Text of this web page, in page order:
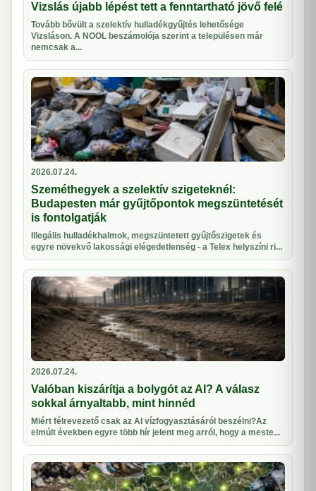
Vizslás újabb lépést tett a fenntartható jövő felé
Tovább bővült a szelektív hulladékgyűjtés lehetősége
Vizsláson. A NOOL beszámolója szerint a településen már
nemcsak a...
2026.07.24.
Szeméthegyek a szelektív szigeteknél:
Budapesten már gyűjtőpontok megszüntetését
is fontolgatják
Illegális hulladékhalmok, megszüntetett gyűjtőszigetek és
egyre növekvő lakossági elégedetlenség - a Telex helyszíni ri...
2026.07.24.
Valóban kiszárítja a bolygót az AI? A válasz
sokkal árnyaltabb, mint hinnéd
Miért félrevezető csak az AI vízfogyasztásáról beszélni?Az
elmúlt években egyre több hír jelent meg arról, hogy a meste...